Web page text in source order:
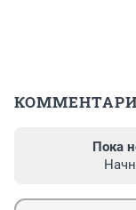
Пока